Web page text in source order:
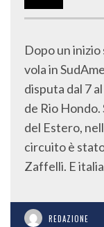
Dopo un
vola in
disputa dal 7
de Rio
del Estero,
circuito è
Zaffelli. E
REDAZIONE